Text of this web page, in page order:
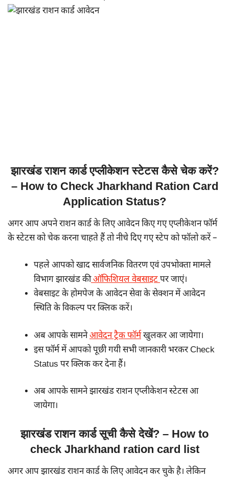
झारखंड राशन कार्ड एप्लीकेशन स्टेटस कैसे चेक करें?
– How to Check Jharkhand Ration Card
Application Status?
अगर आप अपने राशन कार्ड के लिए आवेदन किए गए एप्लीकेशन फॉर्म
के स्टेटस को चेक करना चाहते हैं तो नीचे दिए गए स्टेप को फॉलो करें –
पहले आपको खाद सार्वजनिक वितरण एवं उपभोक्ता मामले
विभाग झारखंड कीऑफिशियल वेबसाइटपर जाएं।
वेबसाइट के होमपेज के आवेदन सेवा के सेक्शन में आवेदन
स्थिति के विकल्प पर क्लिक करें।
अब आपके सामनेआवेदन ट्रैक फॉर्मखुलकर आ जायेगा।
इस फॉर्म में आपको पूछी गयी सभी जानकारी भरकर Check
Status पर क्लिक कर देना हैं।
अब आपके सामने झारखंड राशन एप्लीकेशन स्टेटस आ
जायेगा।
झारखंड राशन कार्ड सूची कैसे देखें? – How to
check Jharkhand ration card list
अगर आप झारखंड राशन कार्ड के लिए आवेदन कर चुके है। लेकिन